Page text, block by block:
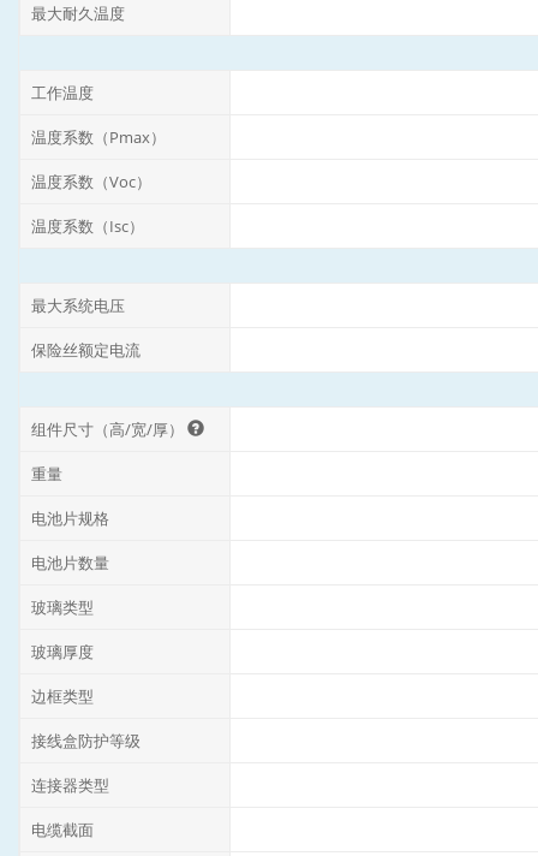
最大耐久温度
工作温度
温度系数（Pmax）
温度系数（Voc）
温度系数（Isc）
最大系统电压
保险丝额定电流
组件尺寸（高/宽/厚）
重量
电池片规格
电池片数量
玻璃类型
玻璃厚度
边框类型
接线盒防护等级
连接器类型
电缆截面